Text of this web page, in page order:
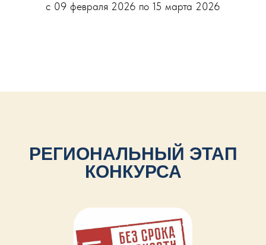
с 09 февраля 2026 по 15 марта 2026
РЕГИОНАЛЬНЫЙ ЭТАП
КОНКУРСА